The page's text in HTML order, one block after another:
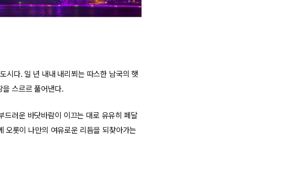
시다. 일 년 내내 내리쬐는 따스한 남국의 햇
을 스르르 풀어낸다.
드러운 바닷바람이 이끄는 대로 유유히 페달
오롯이 나만의 여유로운 리듬을 되찾아가는